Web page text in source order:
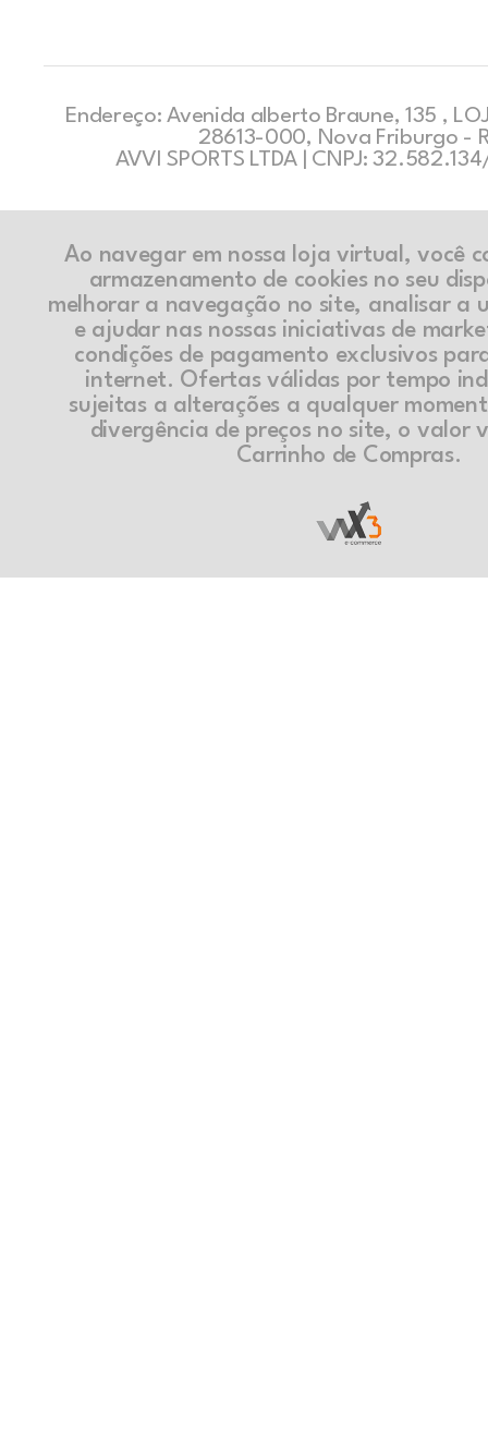
Endereço: Avenida alberto Braune, 135 ,
28613-000, Nova Friburgo -
AVVI SPORTS LTDA | CNPJ:
Ao navegar em nossa loja virtual, você
armazenamento de cookies no seu
melhorar a navegação no site, analisar a
e ajudar nas nossas iniciativas de
condições de pagamento exclusivos
internet. Ofertas válidas por tempo
sujeitas a alterações a qualquer
divergência de preços no site, o valor
Carrinho de Compras.